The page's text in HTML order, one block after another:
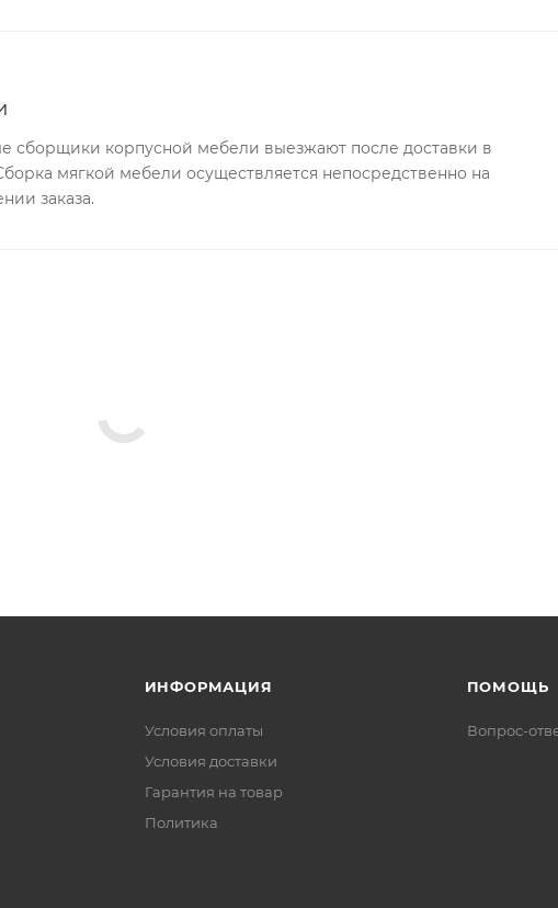
сборщики корпусной мебели выезжают после доставки в
мягкой мебели осуществляется непосредственно на
заказа.
ИНФОРМАЦИЯ
Условия оплаты
Условия доставки
Гарантия на товар
Политика
ПОМОЩЬ
Вопрос-